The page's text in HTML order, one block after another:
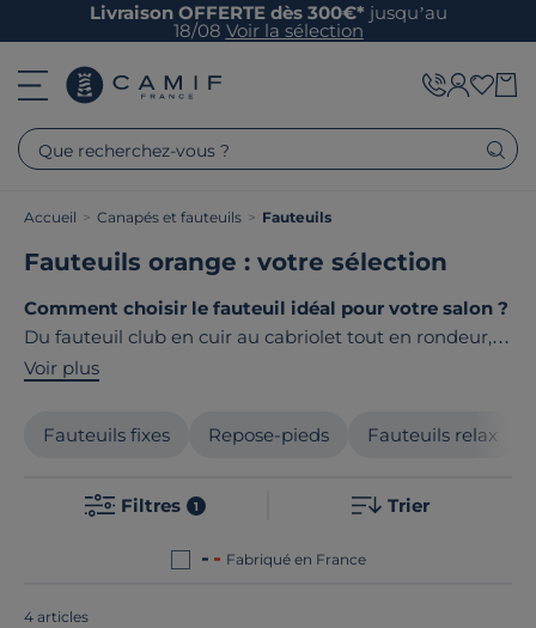
Livraison OFFERTE dès 300€* jusqu’au
18/08 Voir la sélection
Que recherchez-vous ?
Accueil > Canapés et fauteuils > Fauteuils
Fauteuils orange : votre sélection
Comment choisir le fauteuil idéal pour votre salon ?
Du fauteuil club en cuir au cabriolet tout en rondeur,
en passant par la bergère élégante ou le fauteuil relax :
intérieur. Chez Camif, nous vous proposons des
fabriqués en France ou en Europe
s'adaptent à tous les espaces.
Voir plus
Fauteuils fixes Repose-pieds Fauteuils relax
Filtres 1 Trier
Fabriqué en France
4 articles